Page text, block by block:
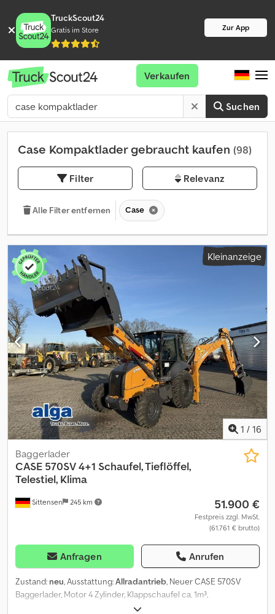
TruckScout24
Gratis im Store Zur App
Suchen
Verkaufen
Case Kompaktlader gebraucht kaufen (98)
Filter Relevanz
Alle Filter entfernen Case
Kleinanzeige
1 / 16
Sittensen 245 km
Baggerlader
CASE 570SV 4+1 Schaufel, Tieflöffel,
Telestiel, Klima
51.900 €
Festpreis zzgl. MwSt.
(61.761 € brutto)
Anfragen Anrufen
Zustand: neu, Ausstattung:Allradantrieb, Neuer CASE 570SV
Baggerlader, Motor 4 Zylinder, Klappschaufel ca. 1m³,
Palettengabel, Heckbagger m. Telestiel, Hammervorrichtung,